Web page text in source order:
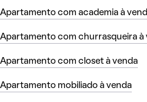
Apartamento com academia à
Apartamento com churrasqueira à
Apartamento com closet à venda
Apartamento mobiliado à venda